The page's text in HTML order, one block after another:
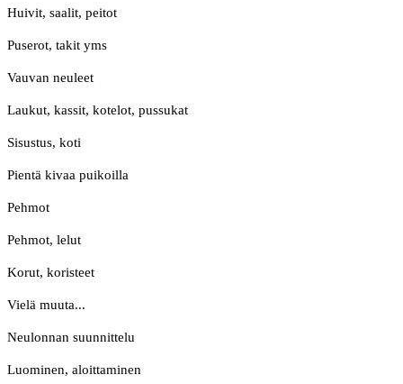
Huivit, saalit, peitot
Puserot, takit yms
Vauvan neuleet
Laukut, kassit, kotelot, pussukat
Sisustus, koti
Pientä kivaa puikoilla
Pehmot
Pehmot, lelut
Korut, koristeet
Vielä muuta...
Neulonnan suunnittelu
Luominen, aloittaminen